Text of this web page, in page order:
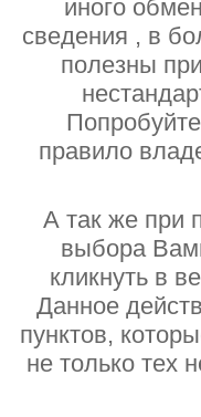
иного
сведения , в
полезны
правило
А так же при
выбора
кликнуть в
Данное
пунктов,
не только тех